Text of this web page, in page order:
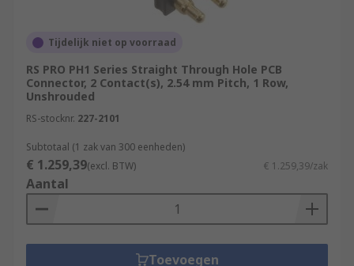
Tijdelijk niet op voorraad
RS PRO PH1 Series Straight Through Hole PCB
Connector, 2 Contact(s), 2.54 mm Pitch, 1 Row,
Unshrouded
RS-stocknr. 227-2101
Subtotaal (1 zak van 300 eenheden)
€ 1.259,39(excl. BTW) € 1.259,39/zak
Aantal
Toevoegen